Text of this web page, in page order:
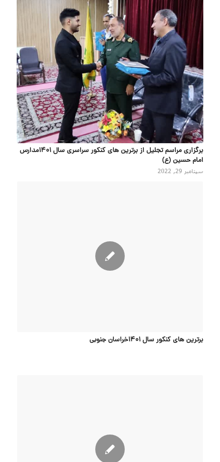
برگزاری مراسم تجلیل از برترین های کنکور سراسری سال ۱۴۰۱مدارس
امام حسین (ع)
سپتامبر 29, 2022
برترین های کنکور سال 1401خراسان جنوبی